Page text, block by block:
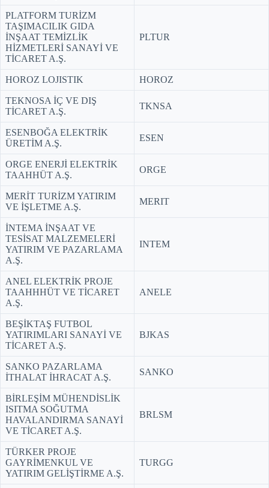
PLATFORM TURİZM
TAŞIMACILIK GIDA
İNŞAAT TEMİZLİK
HİZMETLERİ SANAYİ VE
TİCARET A.Ş.
PLTUR
HOROZ LOJISTIK HOROZ
TEKNOSA İÇ VE DIŞ
TİCARET A.Ş.
TKNSA
ESENBOĞA ELEKTRİK
ÜRETİM A.Ş.
ESEN
ORGE ENERJİ ELEKTRİK
TAAHHÜT A.Ş.
ORGE
MERİT TURİZM YATIRIM
VE İŞLETME A.Ş.
MERIT
İNTEMA İNŞAAT VE
TESİSAT MALZEMELERİ
YATIRIM VE PAZARLAMA
A.Ş.
INTEM
ANEL ELEKTRİK PROJE
TAAHHHÜT VE TİCARET
A.Ş.
ANELE
BEŞİKTAŞ FUTBOL
YATIRIMLARI SANAYİ VE
TİCARET A.Ş.
BJKAS
SANKO PAZARLAMA
İTHALAT İHRACAT A.Ş.
SANKO
BİRLEŞİM MÜHENDİSLİK
ISITMA SOĞUTMA
HAVALANDIRMA SANAYİ
VE TİCARET A.Ş.
BRLSM
TÜRKER PROJE
GAYRİMENKUL VE
YATIRIM GELİŞTİRME A.Ş.
TURGG